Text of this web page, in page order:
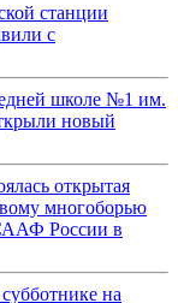
станции
с
школе №1 им.
новый
открытая
многоборью
России в
на